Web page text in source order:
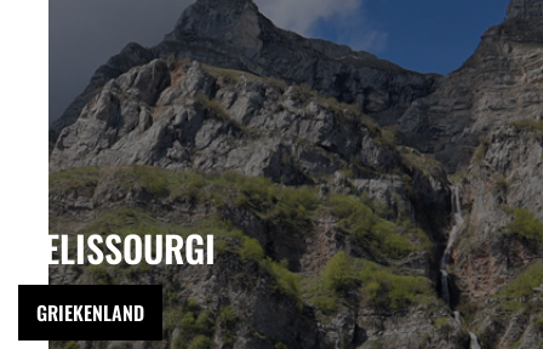
MELISSOURGI
GRIEKENLAND